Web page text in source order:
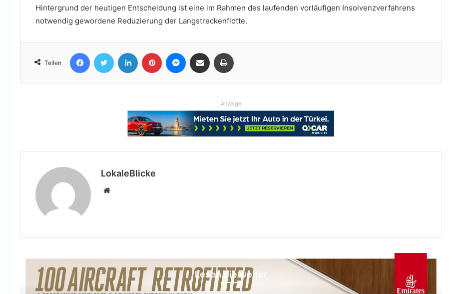
Hintergrund der heutigen Entscheidung ist eine im Rahmen des laufenden vorläufigen Insolvenzverfahrens
notwendig gewordene Reduzierung der Langstreckenflotte.
Teilen
FacebookTwitter LinkedIn Pinterest Messenger
Teile per E-Mail
Anzeige
LokaleBlicke
Webseite
Lesen Sie weiter